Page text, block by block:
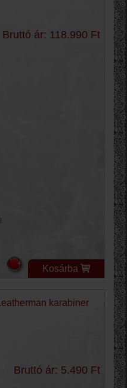
Bruttó ár: 118.990 Ft
Kosárba
Leatherman karabiner
Bruttó ár: 5.490 Ft